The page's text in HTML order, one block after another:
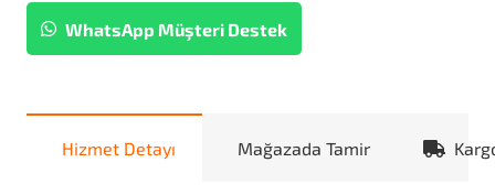
WhatsApp Müşteri Destek
Hizmet Detayı Mağazada Tamir